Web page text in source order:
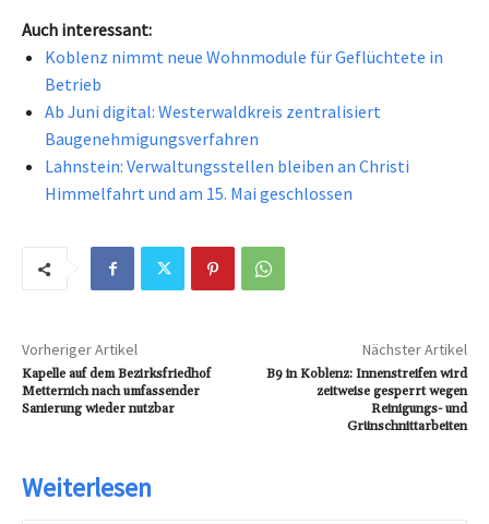
Auch interessant:
Koblenz nimmt neue Wohnmodule für Geflüchtete in
Betrieb
Ab Juni digital: Westerwaldkreis zentralisiert
Baugenehmigungsverfahren
Lahnstein: Verwaltungsstellen bleiben an Christi
Himmelfahrt und am 15. Mai geschlossen
Vorheriger Artikel
Kapelle auf dem Bezirksfriedhof
Metternich nach umfassender
Sanierung wieder nutzbar
Nächster Artikel
B9 in Koblenz: Innenstreifen wird
zeitweise gesperrt wegen
Reinigungs- und
Grünschnittarbeiten
Weiterlesen